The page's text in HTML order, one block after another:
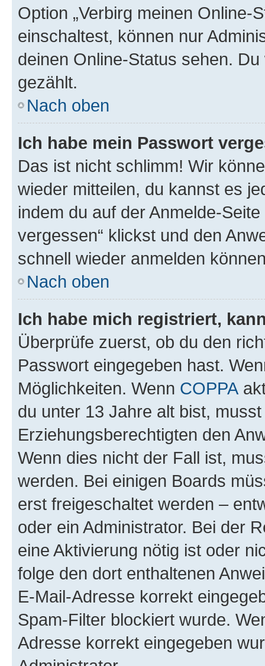
Option „Verbirg meinen Online-
einschaltest, können nur
deinen Online-Status sehen.
gezählt.
Nach oben
Ich habe mein Passwort
Das ist nicht schlimm! Wir
wieder mitteilen, du kannst es
indem du auf der Anmelde-
vergessen“ klickst und den
schnell wieder anmelden
Nach oben
Ich habe mich registriert,
Überprüfe zuerst, ob du den
Passwort eingegeben hast.
Möglichkeiten. Wenn COPPA
du unter 13 Jahre alt bist,
Erziehungsberechtigten den
Wenn dies nicht der Fall ist,
werden. Bei einigen Boards
erst freigeschaltet werden –
oder ein Administrator. Bei der
eine Aktivierung nötig ist oder
folge den dort enthaltenen
E-Mail-Adresse korrekt
Spam-Filter blockiert wurde.
Adresse korrekt eingegeben